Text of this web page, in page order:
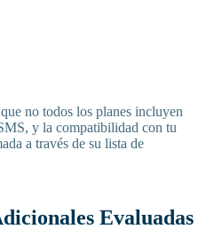
no todos los planes incluyen
y la compatibilidad con tu
a través de su lista de
Evaluadas